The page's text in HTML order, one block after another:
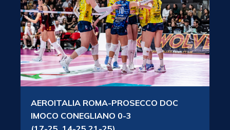
AEROITALIA ROMA-PROSECCO DOC
IMOCO CONEGLIANO 0-3